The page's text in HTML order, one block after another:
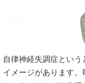
自律神経失調症とい
イメージがあります